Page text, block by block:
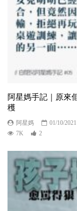
阿星媽手記｜原
穫
阿星媽
01/10/2021
7K
2